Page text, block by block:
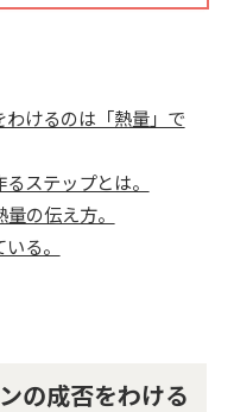
わけるのは「熱量」で
ステップとは。
の伝え方。
る。
の成否をわける